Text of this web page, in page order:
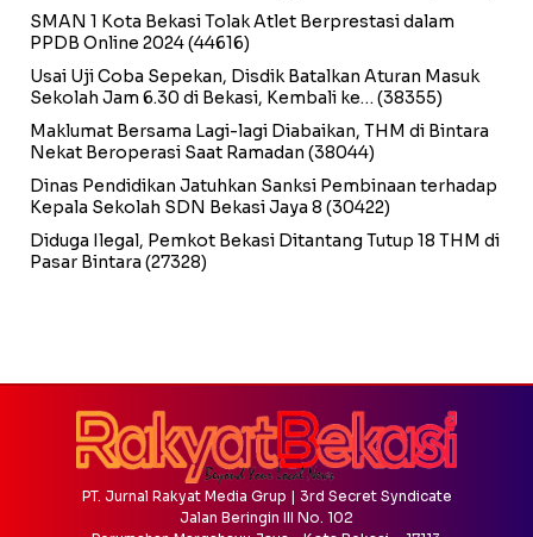
SMAN 1 Kota Bekasi Tolak Atlet Berprestasi dalam
PPDB Online 2024(44616)
Usai Uji Coba Sepekan, Disdik Batalkan Aturan Masuk
Sekolah Jam 6.30 di Bekasi, Kembali ke… (38355)
Maklumat Bersama Lagi-lagi Diabaikan, THM di Bintara
Nekat Beroperasi Saat Ramadan (38044)
Dinas Pendidikan Jatuhkan Sanksi Pembinaan terhadap
Kepala Sekolah SDN Bekasi Jaya 8 (30422)
Diduga Ilegal, Pemkot Bekasi Ditantang Tutup 18 THM di
Pasar Bintara (27328)
PT. Jurnal Rakyat Media Grup | 3rd Secret Syndicate
Jalan Beringin III No. 102